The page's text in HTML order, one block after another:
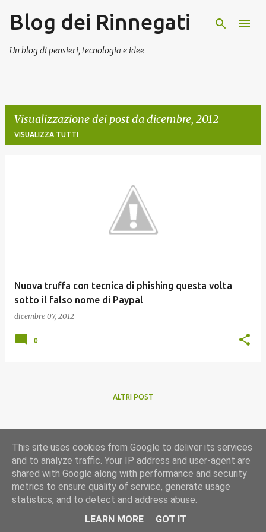
Passa ai contenuti principali
Blog dei Rinnegati
Un blog di pensieri, tecnologia e idee
Visualizzazione dei post da dicembre, 2012
VISUALIZZA TUTTI
Nuova truffa con tecnica di phishing questa volta
sotto il falso nome di Paypal
dicembre 07, 2012
0
ALTRI POST
Powered by Blogger
This site uses cookies from Google to deliver its services
and to analyze traffic. Your IP address and user-agent are
shared with Google along with performance and security
metrics to ensure quality of service, generate usage
statistics, and to detect and address abuse.
LEARN MORE
GOT IT